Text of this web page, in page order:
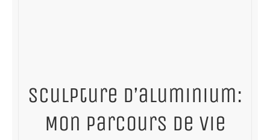
Sculpture d’aluminium:
Mon parcours de vie